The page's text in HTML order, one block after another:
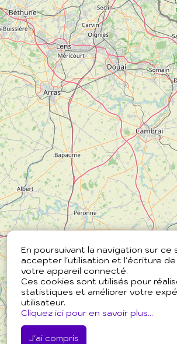
En poursuivant la navigation sur ce
accepter l'utilisation et l'écriture
votre appareil connecté.
Ces cookies sont utilisés pour
statistiques et améliorer votre
utilisateur.
Cliquez ici pour en savoir plus...
J'ai compris